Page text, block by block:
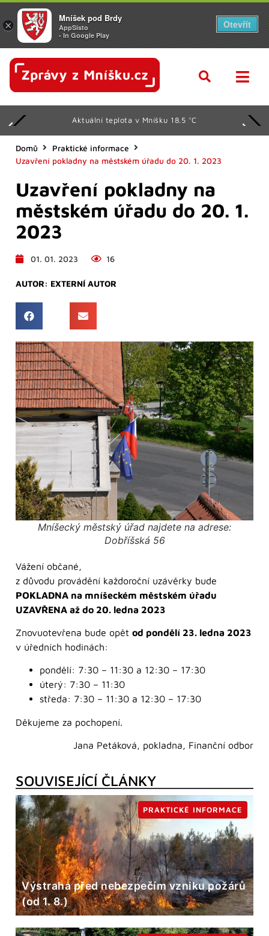
Aktuální teplota v Mníšku 18.5 °C
Domů
Praktické informace
Uzavření pokladny na městském úřadu do 20. 1. 2023
Uzavření pokladny na
městském úřadu do 20. 1.
2023
01. 01. 2023 16
AUTOR: EXTERNÍ AUTOR
Mníšecký městský úřad najdete na adrese:
Dobříšská 56
Vážení občané,
z důvodu provádění každoroční uzávěrky bude
POKLADNA na mníšeckém městském úřadu
UZAVŘENA až do 20. ledna 2023
Znovuotevřena bude opět od pondělí 23. ledna 2023
v úředních hodinách:
pondělí: 7:30 – 11:30 a 12:30 – 17:30
úterý: 7:30 – 11:30
středa: 7:30 – 11:30 a 12:30 – 17:30
Děkujeme za pochopení.
Jana Petáková, pokladna, Finanční odbor
SOUVISEJÍCÍ ČLÁNKY
Výstraha před nebezpečím vzniku požárů
(od 1. 8.)
PRAKTICKÉ INFORMACE
×
Mníšek pod Brdy
AppSisto
- In Google Play
Otevřít